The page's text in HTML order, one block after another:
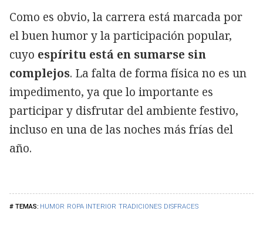
HUMOR ROPA INTERIOR TRADICIONES DISFRACES
Como es obvio, la carrera está marcada por
el buen humor y la participación popular,
cuyo espíritu está en sumarse sin
complejos. La falta de forma física no es un
impedimento, ya que lo importante es
participar y disfrutar del ambiente festivo,
incluso en una de las noches más frías del
año.